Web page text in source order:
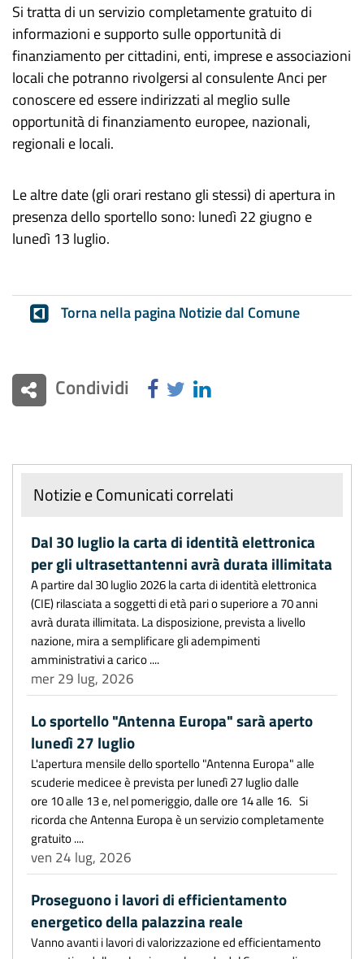
Si tratta di un servizio completamente gratuito di
informazioni e supporto sulle opportunità di
finanziamento per cittadini, enti, imprese e associazioni
locali che potranno rivolgersi al consulente Anci per
conoscere ed essere indirizzati al meglio sulle
opportunità di finanziamento europee, nazionali,
regionali e locali.
Le altre date (gli orari restano gli stessi) di apertura in
presenza dello sportello sono: lunedì 22 giugno e
lunedì 13 luglio.
Torna nella pagina Notizie dal Comune
Condividi
Notizie e Comunicati correlati
Dal 30 luglio la carta di identità elettronica
per gli ultrasettantenni avrà durata illimitata
A partire dal 30 luglio 2026 la carta di identità elettronica
(CIE) rilasciata a soggetti di età pari o superiore a 70 anni
avrà durata illimitata. La disposizione, prevista a livello
nazione, mira a semplificare gli adempimenti
amministrativi a carico ....
mer 29 lug, 2026
Lo sportello "Antenna Europa" sarà aperto
lunedì 27 luglio
L'apertura mensile dello sportello "Antenna Europa" alle
scuderie medicee è prevista per lunedì 27 luglio dalle
ore 10 alle 13 e, nel pomeriggio, dalle ore 14 alle 16. Si
ricorda che Antenna Europa è un servizio completamente
gratuito ....
ven 24 lug, 2026
Proseguono i lavori di efficientamento
energetico della palazzina reale
Vanno avanti i lavori di valorizzazione ed efficientamento